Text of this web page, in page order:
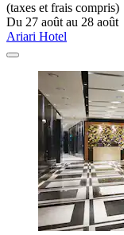
(taxes et frais compris)
Du 27 août au 28 août
Ariari Hotel